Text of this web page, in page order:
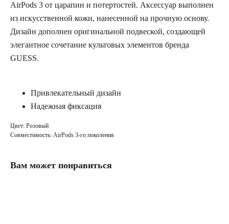
AirPods 3 от царапин и потертостей. Аксессуар выполнен
из искусственной кожи, нанесенной на прочную основу.
Дизайн дополнен оригинальной подвеской, создающей
элегантное сочетание культовых элементов бренда
GUESS.
Привлекательный дизайн
Надежная фиксация
Цвет: Розовый
Совместимость: AirPods 3-го поколения
Вам может понравиться